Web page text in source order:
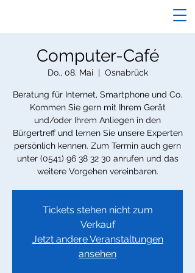
Computer-Café
Do., 08. Mai
  |
Osnabrück
Beratung für Internet, Smartphone und Co.
Kommen Sie gern mit Ihrem Gerät
und/oder Ihrem Anliegen in den
Bürgertreff und lernen Sie unsere Experten
persönlich kennen. Zum Termin auch gern
unter (0541) 96 38 32 30 anrufen und das
weitere Vorgehen vereinbaren.
Tickets stehen nicht zum
Verkauf
Jetzt andere Veranstaltungen
ansehen